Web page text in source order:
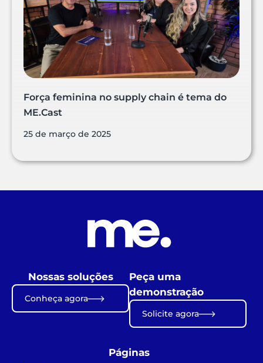
Força feminina no supply chain é tema do
ME.Cast
25 de março de 2025
Nossas soluções
Conheça agora
Peça uma
demonstração
Solicite agora
Páginas